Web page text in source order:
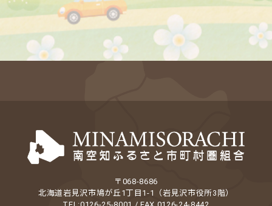
〒068-8686
北海道岩見沢市鳩が丘1丁目1-1（岩見沢市役所3階）